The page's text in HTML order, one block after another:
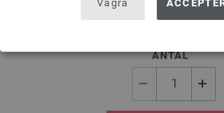
Vägra 2,48 €
2,89 $
ANTAL